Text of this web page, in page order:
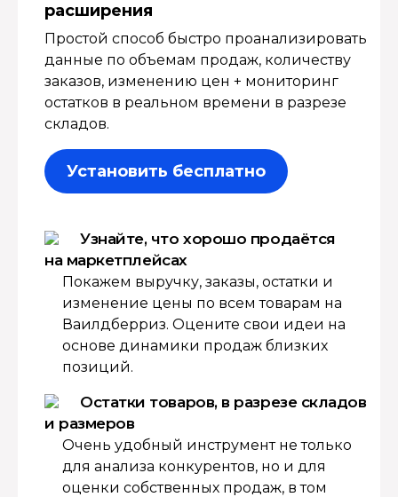
расширения
Простой способ быстро проанализировать
данные по объемам продаж, количеству
заказов, изменению цен + мониторинг
остатков в реальном времени в разрезе
складов.
Установить бесплатно
Узнайте, что хорошо продаётся
на маркетплейсах
Покажем выручку, заказы, остатки и
изменение цены по всем товарам на
Ваилдберриз. Оцените свои идеи на
основе динамики продаж близких
позиций.
Остатки товаров, в разрезе складов
и размеров
Очень удобный инструмент не только
для анализа конкурентов, но и для
оценки собственных продаж, в том